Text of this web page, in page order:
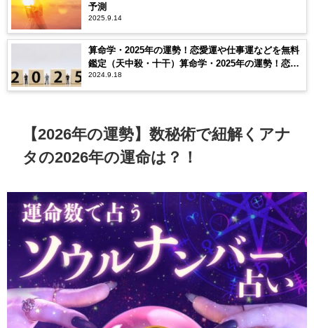
予測
2025.9.14
算命学・2025年の運勢！恋愛運や仕事運などを無料
鑑定（天中殺・十干）算命学・2025年の運勢！恋愛
運や仕事運などを無料鑑定（天中殺・十干）
2024.9.18
【2026年の運勢】数秘術で紐解くアナ
タの2026年の運命は？！